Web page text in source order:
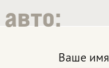
авто:
Ваше имя